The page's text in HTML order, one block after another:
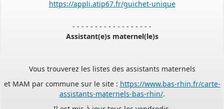
Assistant(e)s maternel(le)s
et MAM par commune sur le site :https://www.bas-rhin.fr/carte-
assistants-maternels-bas-rhin/.
Il est mis à jour tous les vendredis.